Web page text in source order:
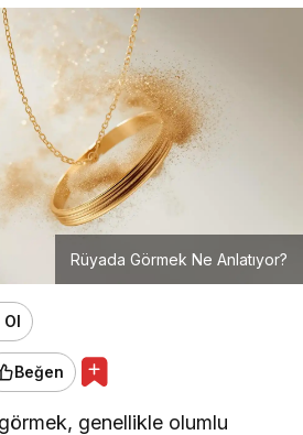
Rüyada Görmek Ne Anlatıyor?
Beğen
genellikle olumlu